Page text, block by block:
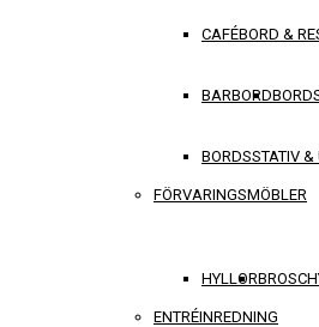
CAFÉBORD &
BARBORD
BORDSSTATIV &
FÖRVARINGSMÖBLER
HYLLOR
ENTRÉINREDNING